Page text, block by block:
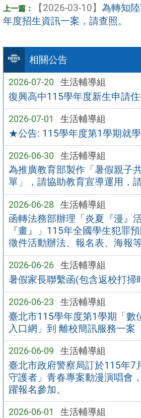
相關公告
2026-07-20 生活輔導組
復興高中115學年度新生申請
2026-07-01 生活輔導組
★公告: 115學年度第1學期就
2026-06-30 生活輔導組
為推廣教育部製作「暑假親子
單」，請協助教育宣導運用，請
2026-06-28 生活輔導組
函轉法務部辦理「炎夏『漫』
『畫』」115年全國學生犯罪
徵件活動辦法、報名表、海報
2026-06-26 生活輔導組
暑假家長聯繫函(包含返校打掃
2026-06-23 生活輔導組
臺北市115學年度第1學期「數
入口網」到 離校簡訊服務一案
2026-06-09 生活輔導組
臺北市政府警察局訂於115年7
守護者」青春專案動漫演唱會
躍報名參加。
2026-06-01 生活輔導組
【2026-03-10】 為轉知
年度招生資訊一案，請查照。